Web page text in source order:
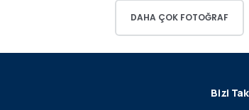
DAHA ÇOK FOTOĞRAF
Bizi